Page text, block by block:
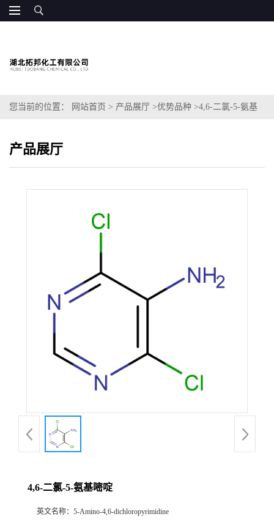
您当前的位置： 网站首页 > 产品展厅 >优势品种 >4,6-二氯-5-氨基
产品展厅
4,6-二氯-5-氨基嘧啶
英文名称： 5-Amino-4,6-dichloropyrimidine